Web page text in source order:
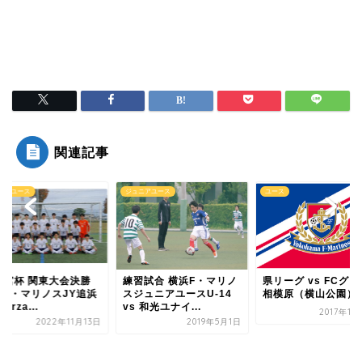
関連記事
アユース
試合 横浜F・マリノ
ュニアユースU-14
光ユナイ...
2019年5月1日
ユース
県リーグ vs FCグラシア
相模原（横山公園）
2017年11月11日
ジュニアユース
高円宮杯 関東大会決
横浜F・マリノスJY